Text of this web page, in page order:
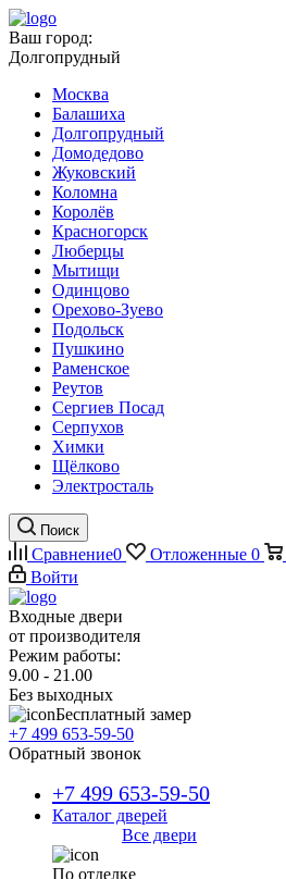
Ваш город:
Долгопрудный
Москва
Балашиха
Долгопрудный
Домодедово
Жуковский
Коломна
Королёв
Красногорск
Люберцы
Мытищи
Одинцово
Орехово-Зуево
Подольск
Пушкино
Раменское
Реутов
Сергиев Посад
Серпухов
Химки
Щёлково
Электросталь
Поиск
Сравнение0 Отложенные 0
Войти
Входные двери
от производителя
Режим работы:
9.00 - 21.00
Без выходных
Бесплатный замер
+7 499 653-59-50
Обратный звонок
+7 499 653-59-50
Каталог дверей
Все двери
По отделке